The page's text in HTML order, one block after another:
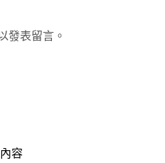
發表留言。
容